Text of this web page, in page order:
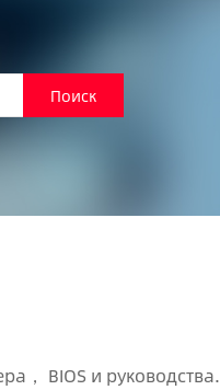
Поиск
， BIOS и руководства.